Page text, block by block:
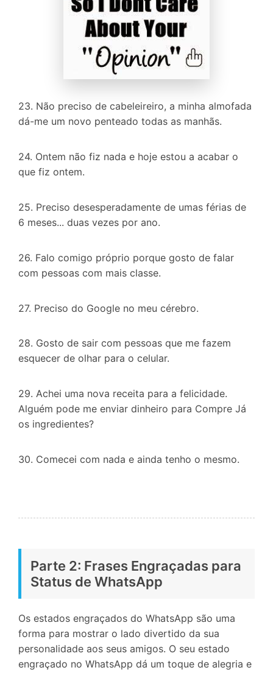
23. Não preciso de cabeleireiro, a minha almofada
dá-me um novo penteado todas as manhãs.
24. Ontem não fiz nada e hoje estou a acabar o
que fiz ontem.
25. Preciso desesperadamente de umas férias de
6 meses... duas vezes por ano.
26. Falo comigo próprio porque gosto de falar
com pessoas com mais classe.
27. Preciso do Google no meu cérebro.
28. Gosto de sair com pessoas que me fazem
esquecer de olhar para o celular.
29. Achei uma nova receita para a felicidade.
Alguém pode me enviar dinheiro para Compre Já
os ingredientes?
30. Comecei com nada e ainda tenho o mesmo.
Parte 2: Frases Engraçadas para
Status de WhatsApp
Os estados engraçados do WhatsApp são uma
forma para mostrar o lado divertido da sua
personalidade aos seus amigos. O seu estado
engraçado no WhatsApp dá um toque de alegria e